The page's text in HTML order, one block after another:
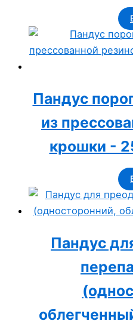
Пандус
из
крошки -
Пандус